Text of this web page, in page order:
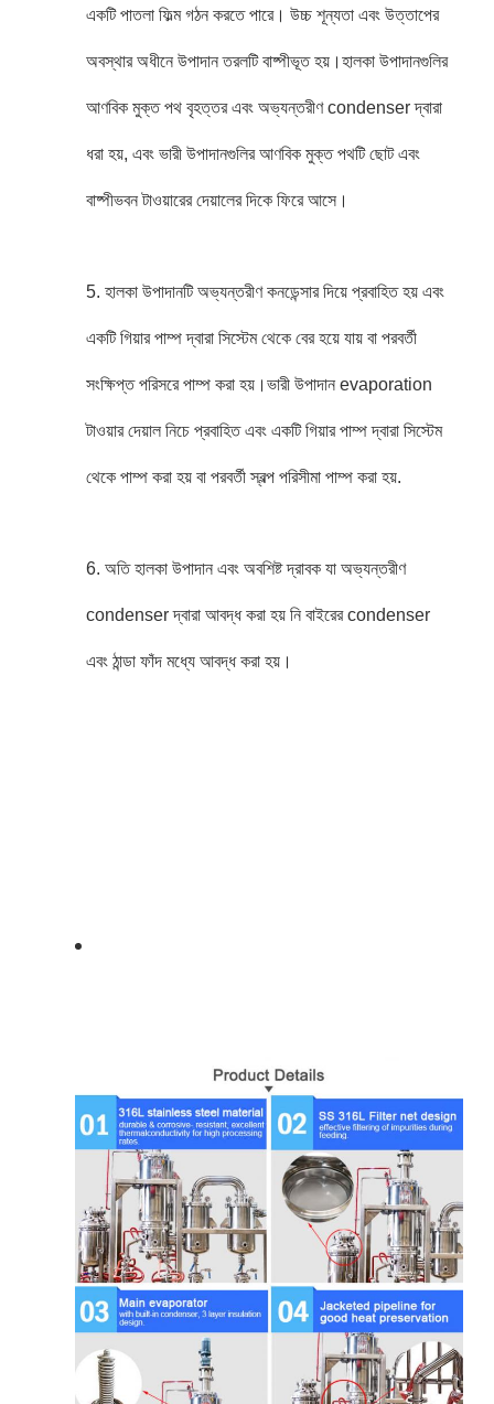
একটি পাতলা ফিল্ম গঠন করতে পারে। উচ্চ শূন্যতা এবং উত্তাপের
অবস্থার অধীনে উপাদান তরলটি বাষ্পীভূত হয়।হালকা উপাদানগুলির
আণবিক মুক্ত পথ বৃহত্তর এবং অভ্যন্তরীণ condenser দ্বারা
ধরা হয়, এবং ভারী উপাদানগুলির আণবিক মুক্ত পথটি ছোট এবং
বাষ্পীভবন টাওয়ারের দেয়ালের দিকে ফিরে আসে।
5. হালকা উপাদানটি অভ্যন্তরীণ কনডেন্সার দিয়ে প্রবাহিত হয় এবং
একটি গিয়ার পাম্প দ্বারা সিস্টেম থেকে বের হয়ে যায় বা পরবর্তী
সংক্ষিপ্ত পরিসরে পাম্প করা হয়।ভারী উপাদান evaporation
টাওয়ার দেয়াল নিচে প্রবাহিত এবং একটি গিয়ার পাম্প দ্বারা সিস্টেম
থেকে পাম্প করা হয় বা পরবর্তী স্বল্প পরিসীমা পাম্প করা হয়.
6. অতি হালকা উপাদান এবং অবশিষ্ট দ্রাবক যা অভ্যন্তরীণ
condenser দ্বারা আবদ্ধ করা হয় নি বাইরের condenser
এবং ঠান্ডা ফাঁদ মধ্যে আবদ্ধ করা হয়।